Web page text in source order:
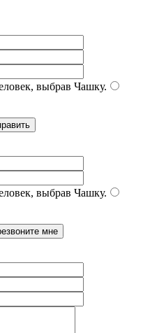
выбрав Чашку.
выбрав Чашку.